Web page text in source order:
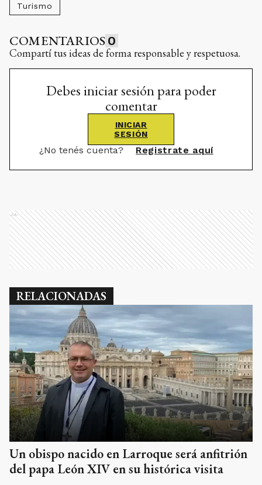
Turismo
COMENTARIOS 0
Compartí tus ideas de forma responsable y respetuosa.
Debes iniciar sesión para poder
comentar
INICIAR
SESIÓN
¿No tenés cuenta? Registrate aquí
Ads
RELACIONADAS
Un obispo nacido en Larroque será anfitrión
del papa León XIV en su histórica visita